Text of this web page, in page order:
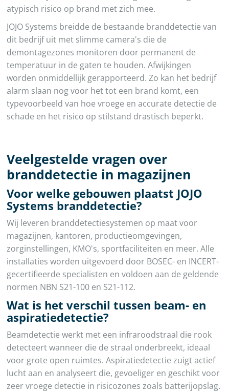
atypisch risico op brand met zich mee.
JOJO Systems breidde de bestaande branddetectie van
dit bedrijf uit met slimme camera's die de
demontagezones monitoren door permanent de
temperatuur in de gaten te houden. Afwijkingen
worden onmiddellijk gerapporteerd. Zo kan het bedrijf
alarm slaan nog voor het tot een brand komt, een
typevoorbeeld van hoe vroege en accurate detectie de
schade en het risico op stilstand drastisch beperkt.
Veelgestelde vragen over
branddetectie in magazijnen
Voor welke gebouwen plaatst JOJO
Systems branddetectie?
Wij leveren branddetectiesystemen op maat voor
magazijnen, kantoren, productieomgevingen,
zorginstellingen, KMO's, sportfaciliteiten en meer. Alle
installaties worden uitgevoerd door BOSEC- en INCERT-
gecertifieerde specialisten en voldoen aan de geldende
normen NBN S21-100 en S21-112.
Wat is het verschil tussen beam- en
aspiratiedetectie?
Beamdetectie werkt met een infraroodstraal die rook
detecteert wanneer die de straal onderbreekt, ideaal
voor grote open ruimtes. Aspiratiedetectie zuigt actief
lucht aan en analyseert die, gevoeliger en geschikt voor
zeer vroege detectie in risicozones zoals batterijopslag.